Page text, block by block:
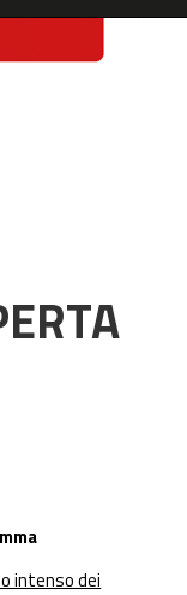
intenso dei